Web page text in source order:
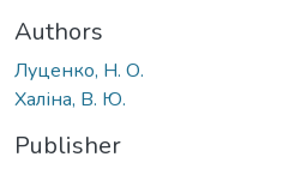
Authors
Луценко, Н. О.
Халіна, В. Ю.
Publisher